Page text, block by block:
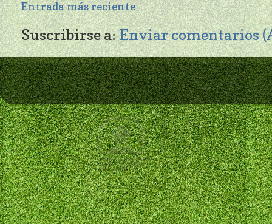
Entrada más reciente
Suscribirse a:Enviar comentarios